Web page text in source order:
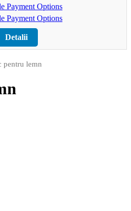
Detalii
pentru lemn